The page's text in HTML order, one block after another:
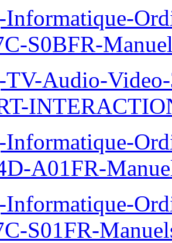
Informatique-
S0BFR-
TV-Audio-
Informatique-
A01FR-
Informatique-
S01FR-